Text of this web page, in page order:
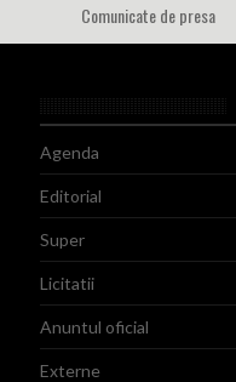
Comunicate de presa
Agenda
Editorial
Super
Licitatii
Anuntul oficial
Externe